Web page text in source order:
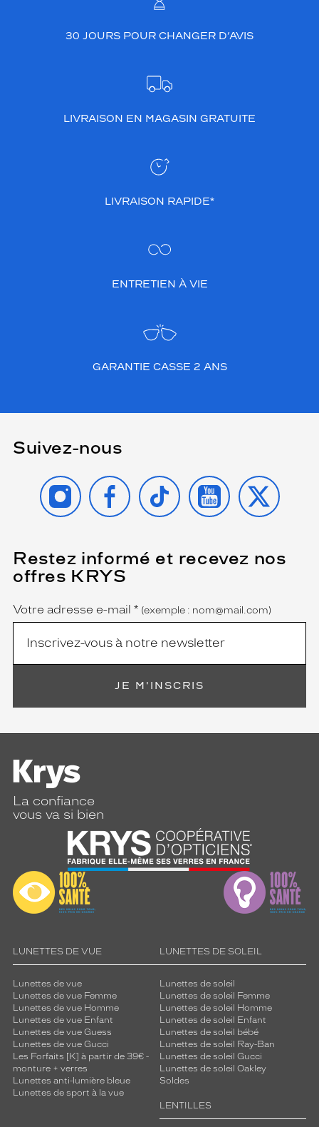
30 JOURS POUR CHANGER D’AVIS
LIVRAISON EN MAGASIN GRATUITE
LIVRAISON RAPIDE*
ENTRETIEN À VIE
GARANTIE CASSE 2 ANS
Suivez-nous
INSTAGRAMFACEBOOK
TIKTOK YOUTUBE
X
Restez informé et recevez nos
offres KRYS
Name
Votre adresse e-mail *
(Ce
champ
est
obligatoire)
(exemple : nom@mail.com)
JE M'INSCRIS
La confiance
vous va si bien
LUNETTES DE VUE
Lunettes de vue
Lunettes de vue Femme
Lunettes de vue Homme
Lunettes de vue Enfant
Lunettes de vue Guess
Lunettes de vue Gucci
Les Forfaits [K] à partir de 39€ -
monture + verres
Lunettes anti-lumière bleue
Lunettes de sport à la vue
LUNETTES DE SOLEIL
Lunettes de soleil
Lunettes de soleil Femme
Lunettes de soleil Homme
Lunettes de soleil Enfant
Lunettes de soleil bébé
Lunettes de soleil Ray-Ban
Lunettes de soleil Gucci
Lunettes de soleil Oakley
Soldes
LENTILLES